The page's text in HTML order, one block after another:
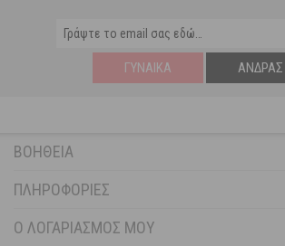
ΓΥΝΑΊΚΑ ΆΝΔΡΑΣ
ΒΟΉΘΕΙΑ
ΠΛΗΡΟΦΟΡΊΕΣ
Ο ΛΟΓΑΡΙΑΣΜΌΣ ΜΟΥ